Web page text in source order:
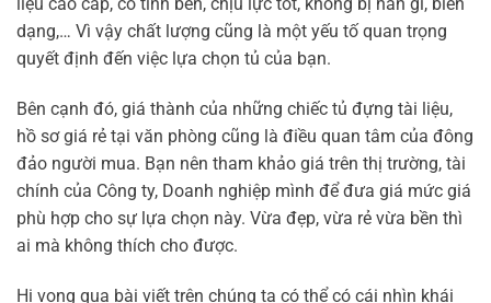
liệu cao cấp, có tính bền, chịu lực tốt, không bị han gỉ, biến
dạng,… Vì vậy chất lượng cũng là một yếu tố quan trọng
quyết định đến việc lựa chọn tủ của bạn.
Bên cạnh đó, giá thành của những chiếc tủ đựng tài liệu,
hồ sơ giá rẻ tại văn phòng cũng là điều quan tâm của đông
đảo người mua. Bạn nên tham khảo giá trên thị trường, tài
chính của Công ty, Doanh nghiệp mình để đưa giá mức giá
phù hợp cho sự lựa chọn này. Vừa đẹp, vừa rẻ vừa bền thì
ai mà không thích cho được.
Hi vọng qua bài viết trên chúng ta có thể có cái nhìn khái